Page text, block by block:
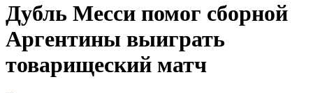
Дубль Месси помог сборной
Аргентины выиграть
товарищеский матч